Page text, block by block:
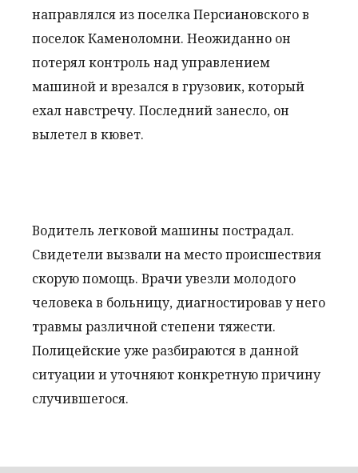
направлялся из поселка Персиановского в
поселок Каменоломни. Неожиданно он
потерял контроль над управлением
машиной и врезался в грузовик, который
ехал навстречу. Последний занесло, он
вылетел в кювет.
Водитель легковой машины пострадал.
Свидетели вызвали на место происшествия
скорую помощь. Врачи увезли молодого
человека в больницу, диагностировав у него
травмы различной степени тяжести.
Полицейские уже разбираются в данной
ситуации и уточняют конкретную причину
случившегося.